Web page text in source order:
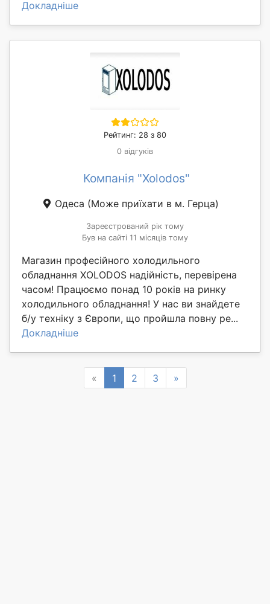
Докладніше
Рейтинг: 28 з 80
0 відгуків
Компанія "Xolodos"
Одеса (Може приїхати в м. Герца)
Зареєстрований рік тому
Був на сайті 11 місяців тому
Магазин професійного холодильного
обладнання XOLODOS надійність, перевірена
часом! Працюємо понад 10 років на ринку
холодильного обладнання! У нас ви знайдете
б/у техніку з Європи, що пройшла повну ре...
Докладніше
« Previous
1 2 3 »Next